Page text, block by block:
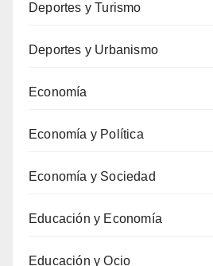
Deportes y Turismo
Deportes y Urbanismo
Economía
Economía y Política
Economía y Sociedad
Educación y Economía
Educación y Ocio